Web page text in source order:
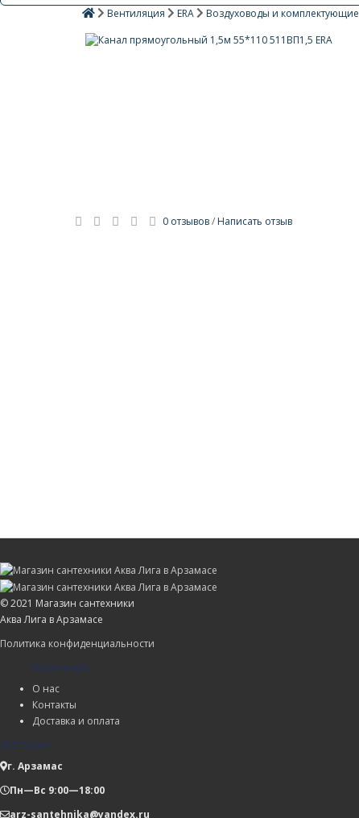
Вентиляция ERA Воздуховоды и комплектующие
0 отзывов/ Написать отзыв
© 2021 Магазин сантехники
Аква Лига в Арзамасе
Политика конфиденциальности
Компания
О нас
Контакты
Доставка и оплата
Магазин
г. Арзамас
Пн—Вс 9:00—18:00
arz-santehnika@yandex.ru